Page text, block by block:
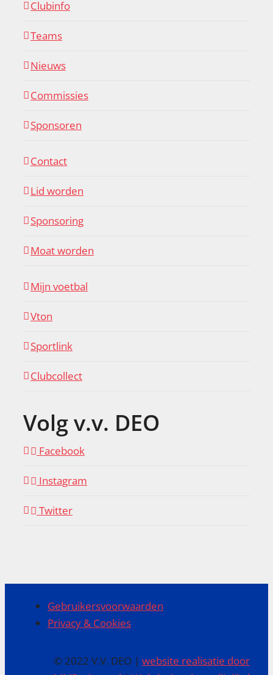
Clubinfo
Teams
Nieuws
Commissies
Sponsoren
Contact
Lid worden
Sponsoring
Moat worden
Mijn voetbal
Vton
Sportlink
Clubcollect
Volg v.v. DEO
Facebook
Instagram
Twitter
Gebruikersvoorwaarden
Privacy & Cookies
© 2022 V.V. DEO |website realisatie door